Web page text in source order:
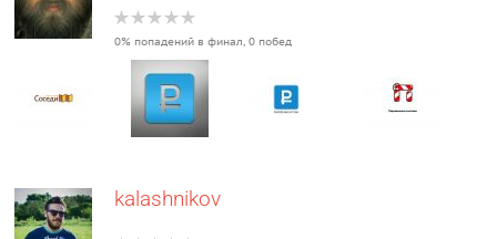
0% попадений в финал, 0 побед
kalashnikov